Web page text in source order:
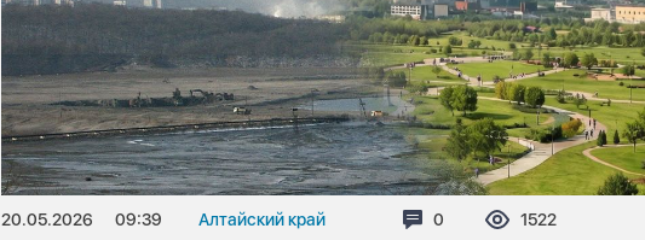
20.05.2026 09:39 Алтайский край Комментариев:
0 Просмотров:
1522